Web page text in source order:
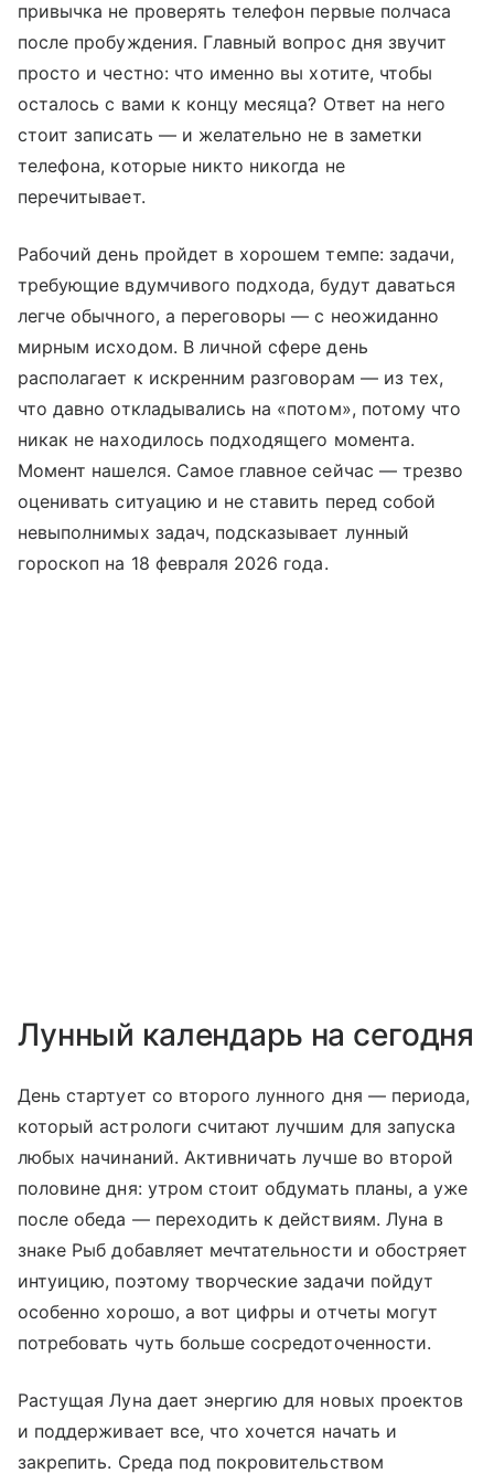
привычка не проверять телефон первые полчаса
после пробуждения. Главный вопрос дня звучит
просто и честно: что именно вы хотите, чтобы
осталось с вами к концу месяца? Ответ на него
стоит записать — и желательно не в заметки
телефона, которые никто никогда не
перечитывает.
Рабочий день пройдет в хорошем темпе: задачи,
требующие вдумчивого подхода, будут даваться
легче обычного, а переговоры — с неожиданно
мирным исходом. В личной сфере день
располагает к искренним разговорам — из тех,
что давно откладывались на «потом», потому что
никак не находилось подходящего момента.
Момент нашелся. Самое главное сейчас — трезво
оценивать ситуацию и не ставить перед собой
невыполнимых задач, подсказывает лунный
гороскоп на 18 февраля 2026 года.
Лунный календарь на сегодня
День стартует со второго лунного дня — периода,
который астрологи считают лучшим для запуска
любых начинаний. Активничать лучше во второй
половине дня: утром стоит обдумать планы, а уже
после обеда — переходить к действиям. Луна в
знаке Рыб добавляет мечтательности и обостряет
интуицию, поэтому творческие задачи пойдут
особенно хорошо, а вот цифры и отчеты могут
потребовать чуть больше сосредоточенности.
Растущая Луна дает энергию для новых проектов
и поддерживает все, что хочется начать и
закрепить. Среда под покровительством